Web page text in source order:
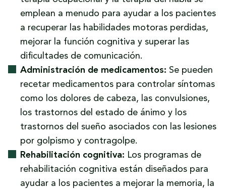
otras partes del cuerpo si se ven afectadas
las áreas del cerebro que controlan el
movimiento.
Convulsiones:La actividad eléctrica
anormal en el cerebro después de una
lesión de golpe o contragolpe puede
provocar convulsiones, que se manifiestan
como convulsiones, pérdida del
conocimiento o sensaciones inusuales.
Estos síntomas físicos pueden afectar
significativamente el funcionamiento diario y
la calidad de vida de una persona, lo que
subraya la importancia de buscar atención
funcionamiento diario.
capacidad para comprender o empatizar
con las emociones o perspectivas de los
demás puede tensar las relaciones
interpersonales.
emplean a menudo para ayudar a los pacientes
a recuperar las habilidades motoras perdidas,
mejorar la función cognitiva y superar las
dificultades de comunicación.
Administración de medicamentos: Se pueden
recetar medicamentos para controlar síntomas
como los dolores de cabeza, las convulsiones,
los trastornos del estado de ánimo y los
trastornos del sueño asociados con las lesiones
por golpismo y contragolpe.
Rehabilitación cognitiva: Los programas de
rehabilitación cognitiva están diseñados para
ayudar a los pacientes a mejorar la memoria, la